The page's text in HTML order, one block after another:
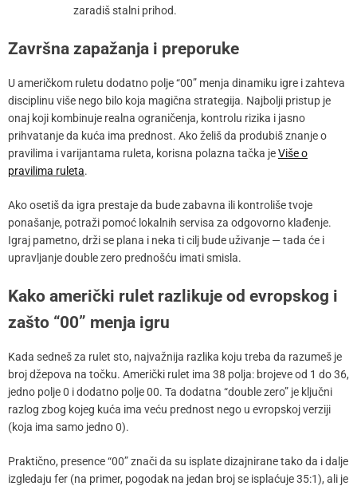
zaradiš stalni prihod.
Završna zapažanja i preporuke
U američkom ruletu dodatno polje “00” menja dinamiku igre i zahteva
disciplinu više nego bilo koja magična strategija. Najbolji pristup je
onaj koji kombinuje realna ograničenja, kontrolu rizika i jasno
prihvatanje da kuća ima prednost. Ako želiš da produbiš znanje o
pravilima i varijantama ruleta, korisna polazna tačka jeViše o
pravilima ruleta.
Ako osetiš da igra prestaje da bude zabavna ili kontroliše tvoje
ponašanje, potraži pomoć lokalnih servisa za odgovorno klađenje.
Igraj pametno, drži se plana i neka ti cilj bude uživanje — tada će i
upravljanje double zero prednošću imati smisla.
Kako američki rulet razlikuje od evropskog i
zašto “00” menja igru
Kada sedneš za rulet sto, najvažnija razlika koju treba da razumeš je
broj džepova na točku. Američki rulet ima 38 polja: brojeve od 1 do 36,
jedno polje 0 i dodatno polje 00. Ta dodatna “double zero” je ključni
razlog zbog kojeg kuća ima veću prednost nego u evropskoj verziji
(koja ima samo jedno 0).
Praktično, presence “00” znači da su isplate dizajnirane tako da i dalje
izgledaju fer (na primer, pogodak na jedan broj se isplaćuje 35:1), ali je